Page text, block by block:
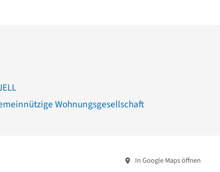
Wohnungsgesellschaft
In Google Maps öffnen